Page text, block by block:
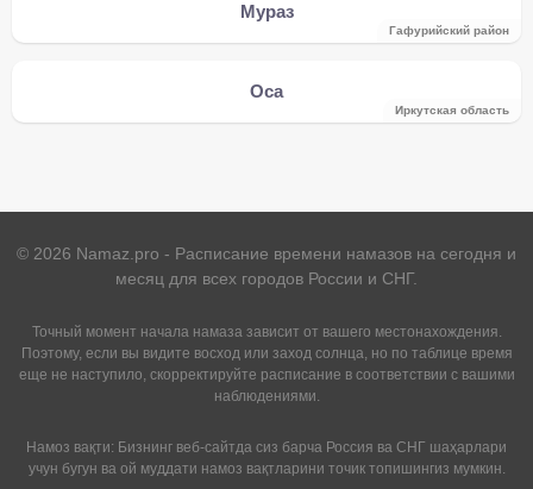
Мураз
Гафурийский район
Оса
Иркутская область
© 2026 Namaz.pro - Расписание времени намазов на сегодня и
месяц для всех городов России и СНГ.
Точный момент начала намаза зависит от вашего местонахождения.
Поэтому, если вы видите восход или заход солнца, но по таблице время
еще не наступило, скорректируйте расписание в соответствии с вашими
наблюдениями.
Намоз вақти: Бизнинг веб-сайтда сиз барча Россия ва СНГ шаҳарлари
учун бугун ва ой муддати намоз вақтларини точик топишингиз мумкин.